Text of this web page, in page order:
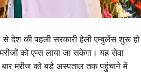
देश की पहली सरकारी हेली एम्बुलेंस शुरू हो
को एम्स लाया जा सकेगा। यह सेवा
बार मरीज को बड़े अस्पताल तक पहुंचाने में